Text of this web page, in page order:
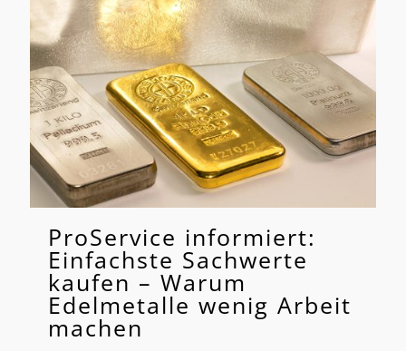
ProService informiert:
Einfachste Sachwerte
kaufen – Warum
Edelmetalle wenig Arbeit
machen